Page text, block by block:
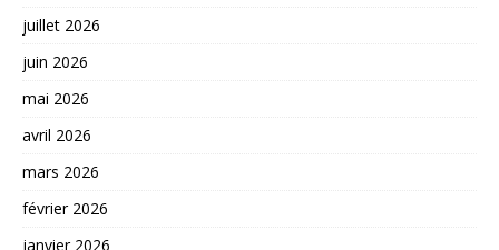
juillet 2026
juin 2026
mai 2026
avril 2026
mars 2026
février 2026
janvier 2026